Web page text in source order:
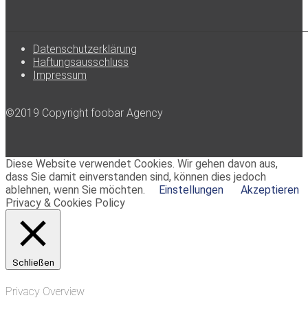
Datenschutzerklärung
Haftungsausschluss
Impressum
©2019 Copyright foobar Agency
Diese Website verwendet Cookies. Wir gehen davon aus,
dass Sie damit einverstanden sind, können dies jedoch
ablehnen, wenn Sie möchten.
Einstellungen
Akzeptieren
Privacy & Cookies Policy
Schließen
Privacy Overview